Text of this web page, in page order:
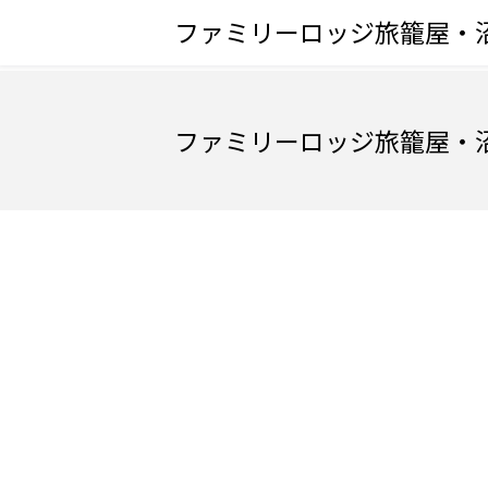
ファミリーロッジ旅籠屋・
ファミリーロッジ旅籠屋・